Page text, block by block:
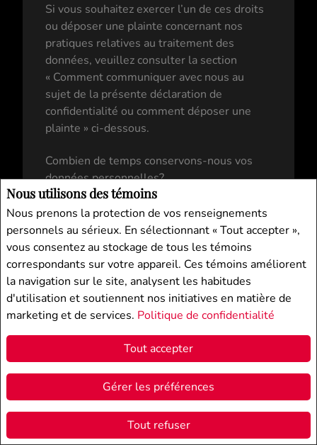
Nous utilisons des témoins
Nous prenons la protection de vos renseignements
personnels au sérieux. En sélectionnant « Tout accepter »,
vous consentez au stockage de tous les témoins
correspondants sur votre appareil. Ces témoins améliorent
la navigation sur le site, analysent les habitudes
d'utilisation et soutiennent nos initiatives en matière de
marketing et de services. Politique de confidentialité
Tout accepter
Gérer les préférences
Tout refuser
Si vous souhaitez exercer l’un de ces droits
ou déposer une plainte concernant nos
pratiques relatives au traitement des
données, veuillez consulter la section
« Comment communiquer avec nous au
sujet de la présente déclaration de
confidentialité ou comment déposer une
plainte » ci-dessous.
Combien de temps conservons-nous vos
données personnelles?
La durée de conservation de vos données
personnelles est déterminée par un certain
nombre de facteurs, notamment le motif
d’utilisation de ces données personnelles,
la nature de notre relation d’affaires avec
vous et nos obligations légales.
Comment apportons-nous des modifications
à la présente déclaration de confidentialité?
déclaration de confidentialité, nous
publierons les changements ici. C’est
pourquoi nous vous invitons à consulter
cette page de temps à autre pour vous
assurer que vous êtes satisfait des
changements éventuels.